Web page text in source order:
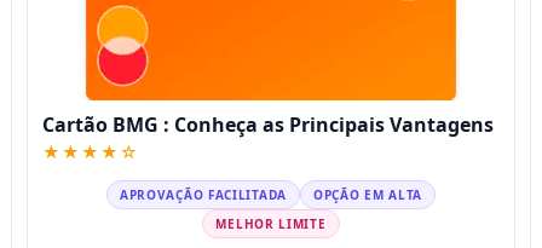
Cartão BMG : Conheça as Principais Vantagens
★★★★☆
APROVAÇÃO FACILITADA
OPÇÃO EM ALTA
MELHOR LIMITE